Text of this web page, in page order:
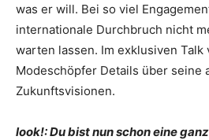
was er will. Bei so viel
internationale Durchbruch nicht
warten lassen. Im exklusiven Talk
Modeschöpfer Details über seine
Zukunftsvisionen.
look!: Du bist nun schon eine